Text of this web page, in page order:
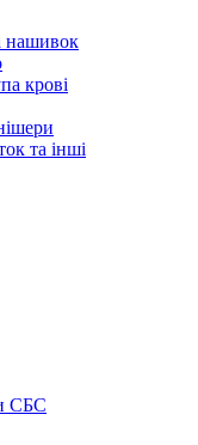
нашивок
крові
та інші
СБС